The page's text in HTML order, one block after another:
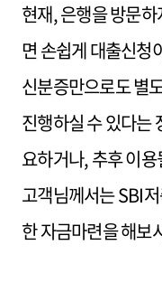
현재, 은행을 방문
면 손쉽게 대출신청
신분증만으로도 별
진행하실 수 있다는
요하거나, 추후 이
고객님께서는 SBI
한 자금마련을 해보